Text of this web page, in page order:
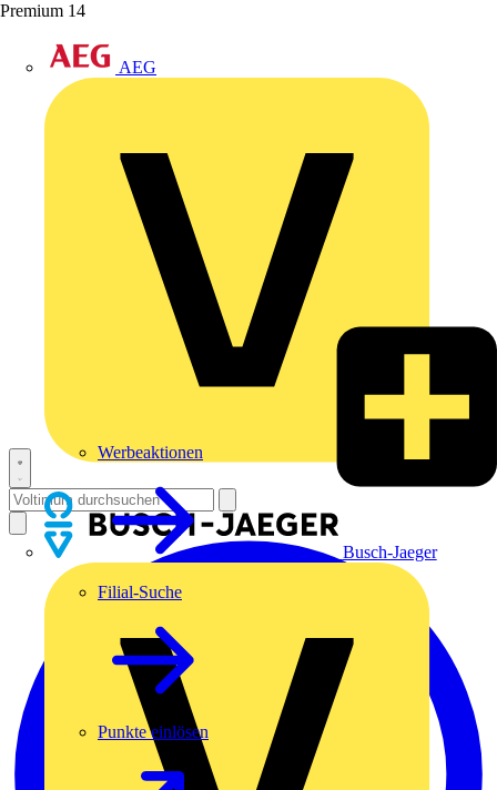
Premium 14
AEG
Busch-Jaeger
Werbeaktionen
Filial-Suche
Punkte einlösen